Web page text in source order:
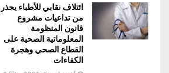
ائتلاف نقابي للأطباء يحذر
من تداعيات مشروع
قانون المنظومة
المعلوماتية الصحية على
القطاع الصحي وهجرة
الكفاءات